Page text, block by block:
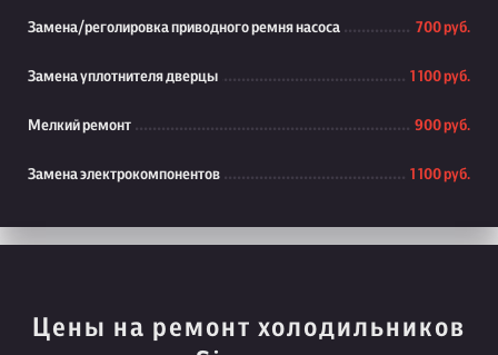
Замена/реголировка приводного ремня насоса 700 руб.
Замена уплотнителя дверцы 1 100 руб.
Мелкий ремонт 900 руб.
Замена электрокомпонентов 1 100 руб.
Цены на ремонт холодильников